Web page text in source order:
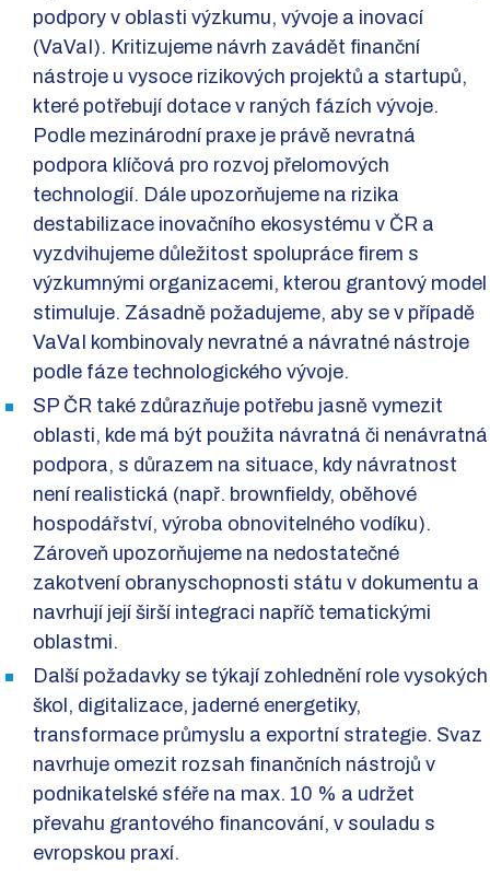
podpory v oblasti výzkumu, vývoje a inovací
(VaVaI). Kritizujeme návrh zavádět finanční
nástroje u vysoce rizikových projektů a startupů,
které potřebují dotace v raných fázích vývoje.
Podle mezinárodní praxe je právě nevratná
podpora klíčová pro rozvoj přelomových
technologií. Dále upozorňujeme na rizika
destabilizace inovačního ekosystému v ČR a
vyzdvihujeme důležitost spolupráce firem s
výzkumnými organizacemi, kterou grantový model
stimuluje. Zásadně požadujeme, aby se v případě
VaVaI kombinovaly nevratné a návratné nástroje
podle fáze technologického vývoje.
SP ČR také zdůrazňuje potřebu jasně vymezit
oblasti, kde má být použita návratná či nenávratná
podpora, s důrazem na situace, kdy návratnost
není realistická (např. brownfieldy, oběhové
hospodářství, výroba obnovitelného vodíku).
Zároveň upozorňujeme na nedostatečné
zakotvení obranyschopnosti státu v dokumentu a
navrhují její širší integraci napříč tematickými
oblastmi.
Další požadavky se týkají zohlednění role vysokých
škol, digitalizace, jaderné energetiky,
transformace průmyslu a exportní strategie. Svaz
navrhuje omezit rozsah finančních nástrojů v
podnikatelské sféře na max. 10 % a udržet
převahu grantového financování, v souladu s
evropskou praxí.